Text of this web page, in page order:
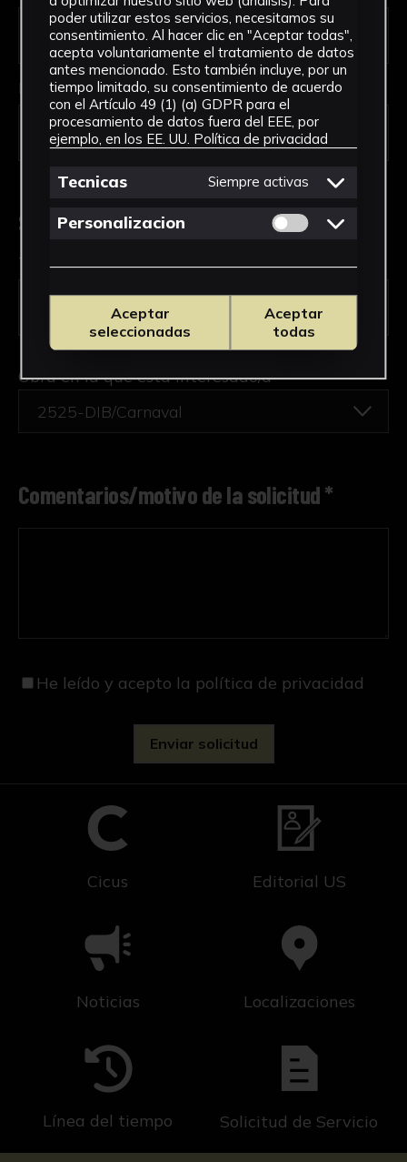
País *
Solicitud de Servicio
Tipo de solicitud *
Obra en la que está interesado/a*
2525-DIB/Carnaval
Comentarios/motivo de la solicitud *
He leído y acepto la política de privacidad
Cicus Editorial US
Noticias Localizaciones
Línea del tiempo Solicitud de Servicio
poder utilizar estos servicios, necesitamos su
consentimiento. Al hacer clic en "Aceptar todas",
acepta voluntariamente el tratamiento de datos
antes mencionado. Esto también incluye, por un
tiempo limitado, su consentimiento de acuerdo
con el Artículo 49 (1) (a) GDPR para el
procesamiento de datos fuera del EEE, por
ejemplo, en los EE. UU. Política de privacidad
Tecnicas Siempre activas
Personalizacion Permitir cookies
Aceptar
seleccionadas
Aceptar
todas